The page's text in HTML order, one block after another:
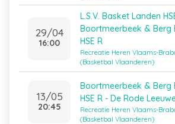
29/04
16:00
L.S.V. Basket Landen
Boortmeerbeek & Berg
HSE R
Recreatie Heren Vlaams-
(Basketbal Vlaanderen)
13/05
20:45
Boortmeerbeek & Berg
HSE R - De Rode
Recreatie Heren Vlaams-
(Basketbal Vlaanderen)